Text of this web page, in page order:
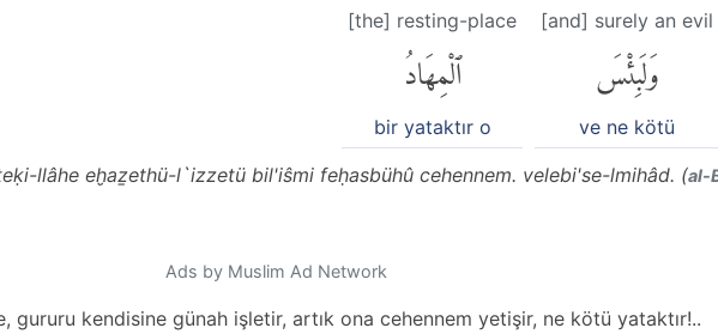
[and] surely an evil
وَلَبِئْسَ
ve ne kötü
[the] resting-place
ٱلْمِهَادُ
bir yataktır o
llâhe eḫaẕethü-l`izzetü bil'iŝmi feḥasbühû cehennem. velebi'se-lmihâd. (al-
Ads by Muslim Ad Network
gururu kendisine günah işletir, artık ona cehennem yetişir, ne kötü yataktır!..